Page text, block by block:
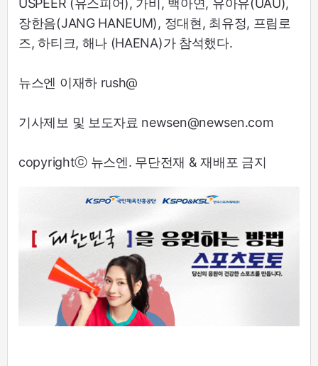
USPEER (유스피어), 가비, 백아연, 유아유(UAU),
장한음(JANG HANEUM), 정대현, 최유정, 프림로
즈, 하티크, 해나 (HAENA)가 참석했다.
뉴스엔 이재하 rush@
기사제보 및 보도자료 newsen@newsen.com
copyrightⓒ 뉴스엔. 무단전재 & 재배포 금지